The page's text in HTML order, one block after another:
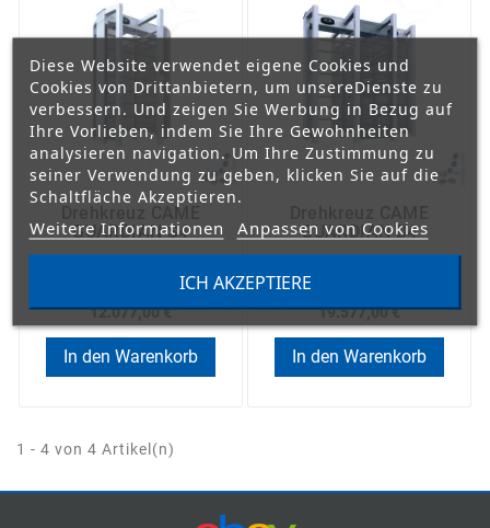
Drehkreuz CAME
GUARDIAN S4
12.077,00 €
In den Warenkorb
GUARDIAN D4
19.577,00 €
In den Warenkorb
1 - 4 von 4 Artikel(n)
Diese Website verwendet eigene Cookies und
Cookies von Drittanbietern, um unsereDienste zu
verbessern. Und zeigen Sie Werbung in Bezug auf
Ihre Vorlieben, indem Sie Ihre Gewohnheiten
analysieren navigation. Um Ihre Zustimmung zu
seiner Verwendung zu geben, klicken Sie auf die
Schaltfläche Akzeptieren.
Weitere Informationen Anpassen von Cookies
ICH AKZEPTIERE